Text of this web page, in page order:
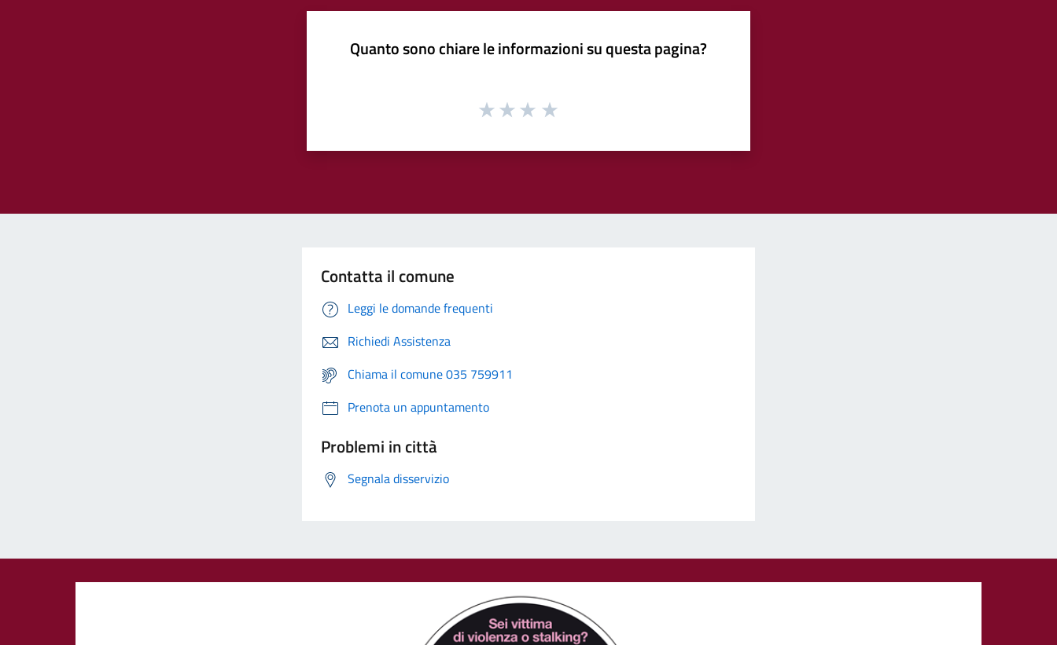
Quanto sono chiare le informazioni su questa pagina?
Contatta il comune
Leggi le domande frequenti
Richiedi Assistenza
Chiama il comune 035 759911
Prenota un appuntamento
Problemi in città
Segnala disservizio